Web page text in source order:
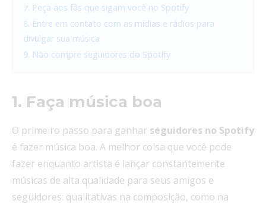
7. Peça aos fãs que sigam você no Spotify
8. Entre em contato com as mídias e rádios para
divulgar sua música
9. Não compre seguidores do Spotify
1. Faça música boa
O primeiro passo para ganhar seguidores no Spotify
é fazer música boa. A melhor coisa que você pode
fazer enquanto artista é lançar constantemente
músicas de alta qualidade para seus amigos e
seguidores: qualitativas na composição, como na